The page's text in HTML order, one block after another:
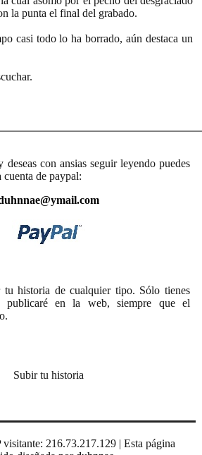
la punta el final del grabado.
casi todo lo ha borrado, aún destaca un
con ansias seguir leyendo puedes
de paypal:
tu historia de cualquier tipo. Sólo tienes
publicaré en la web, siempre que el
Subir tu historia
216.73.217.129 | Esta página